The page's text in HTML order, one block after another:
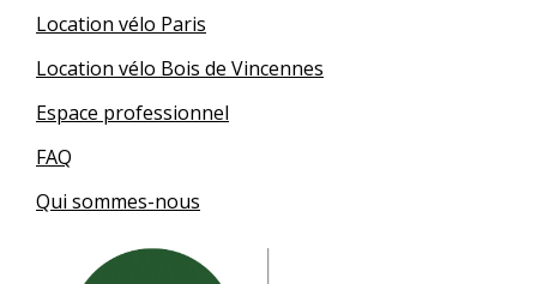
Location vélo Paris
Location vélo Bois de Vincennes
Espace professionnel
FAQ
Qui sommes-nous